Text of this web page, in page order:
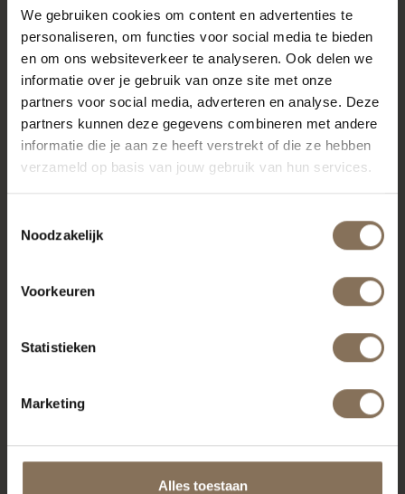
We gebruiken cookies om content en advertenties te
personaliseren, om functies voor social media te bieden
en om ons websiteverkeer te analyseren. Ook delen we
informatie over je gebruik van onze site met onze
partners voor social media, adverteren en analyse. Deze
partners kunnen deze gegevens combineren met andere
informatie die je aan ze heeft verstrekt of die ze hebben
verzameld op basis van jouw gebruik van hun services.
Noodzakelijk
Voorkeuren
Statistieken
Marketing
Alles toestaan
PROJECT MUSMUKI